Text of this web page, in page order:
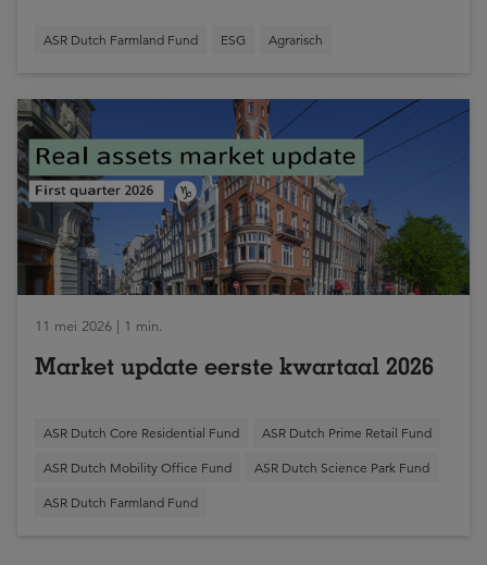
ASR Dutch Farmland Fund ESG Agrarisch
11 mei 2026 | 1 min.
Market update eerste kwartaal 2026
ASR Dutch Core Residential Fund ASR Dutch Prime Retail Fund
ASR Dutch Mobility Office Fund ASR Dutch Science Park Fund
ASR Dutch Farmland Fund